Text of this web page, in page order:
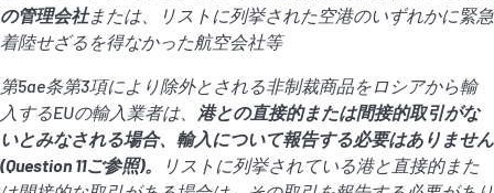
の管理会社または、リストに列挙された空港のいずれかに緊急
着陸せざるを得なかった航空会社等
第5ae条第3項により除外とされる非制裁商品をロシアから輸
入するEUの輸入業者は、
港との直接的または間接的取引がな
いとみなされる場合、輸入について報告する必要はありません
(Question 11ご参照)。
リストに列挙されている港と直接的また